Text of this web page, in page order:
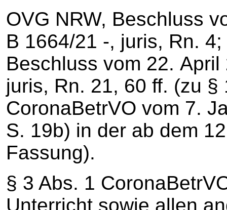
OVG NRW, Beschluss
B 1664/21 ‑, juris, Rn.
Beschluss vom 22.
juris, Rn. 21, 60 ff. (zu §
CoronaBetrVO vom 7.
S. 19b) in der ab dem
Fassung).
§ 3 Abs. 1
Unterricht sowie allen